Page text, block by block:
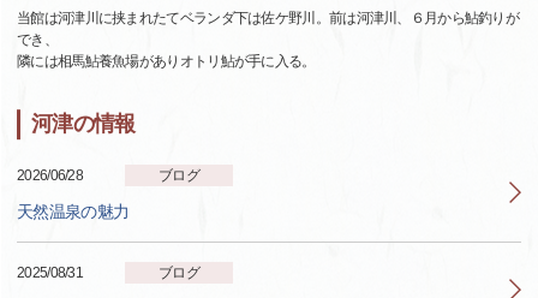
当館は河津川に挟まれたてベランダ下は佐ケ野川。前は河津川、６月から鮎釣りが
でき、
隣には相馬鮎養魚場がありオトリ鮎が手に入る。
河津の情報
2026/06/28 ブログ
天然温泉の魅力
2025/08/31 ブログ